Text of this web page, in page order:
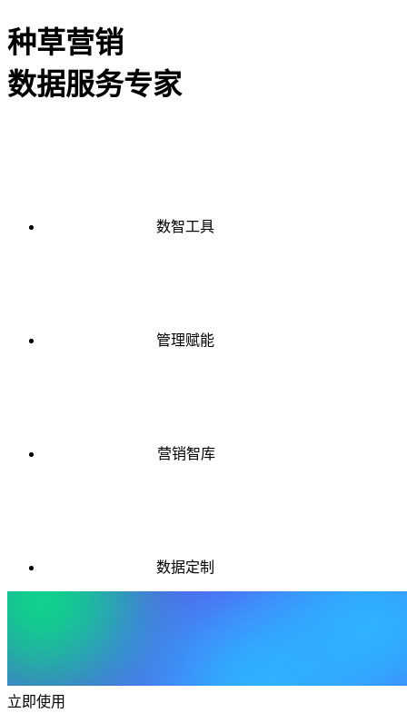
种草营销
数据服务专家
数智工具
管理赋能
营销智库
数据定制
立即使用